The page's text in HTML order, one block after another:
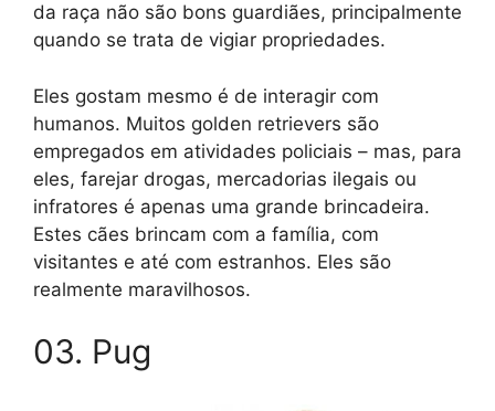
da raça não são bons guardiães, principalmente
quando se trata de vigiar propriedades.
Eles gostam mesmo é de interagir com
humanos. Muitos golden retrievers são
empregados em atividades policiais – mas, para
eles, farejar drogas, mercadorias ilegais ou
infratores é apenas uma grande brincadeira.
Estes cães brincam com a família, com
visitantes e até com estranhos. Eles são
realmente maravilhosos.
03. Pug